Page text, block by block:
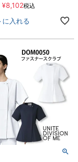
¥8,102税込
に入れる